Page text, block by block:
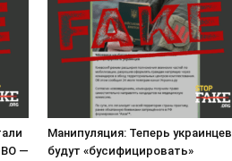
—
Манипуляция: Теперь украинцев
будут «бусифицировать»